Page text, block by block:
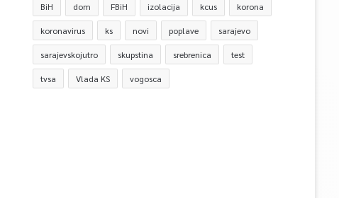
BiH dom FBiH izolacija kcus korona
koronavirus ks novi poplave sarajevo
sarajevskojutro skupstina srebrenica test
tvsa Vlada KS vogosca